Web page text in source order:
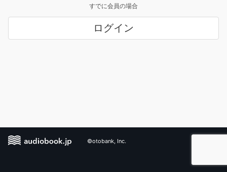
すでに会員の場合
ログイン
©otobank, Inc.